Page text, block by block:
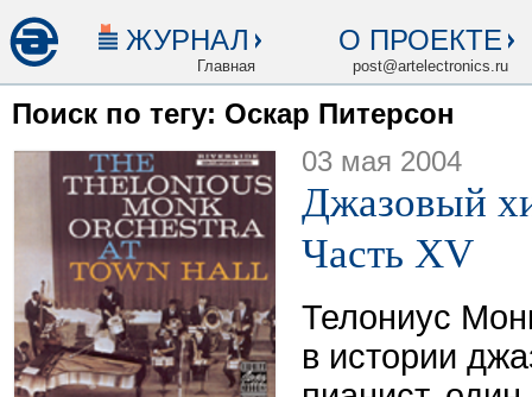
ЖУРНАЛ
Главная
О ПРОЕКТЕ
post@artelectronics.ru
Поиск по тегу: Оскар Питерсон
03 мая 2004
Джазовый
Часть XV
Телониус
в истории